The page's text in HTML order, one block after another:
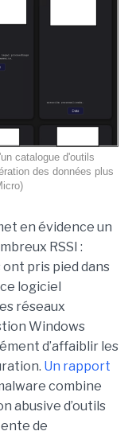
catalogue d'outils
des données plus
en évidence un
RSSI :
pris pied dans
logiciel
réseaux
Windows
d’affaiblir les
Un rapport
combine
abusive d’outils
de